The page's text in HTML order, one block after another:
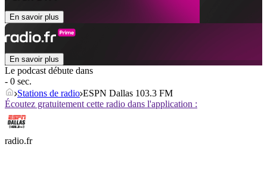
En savoir plus
En savoir plus
Le podcast débute dans
- 0 sec.
Stations de radio ESPN Dallas 103.3 FM
Écoutez gratuitement cette radio dans l'application :
radio.fr